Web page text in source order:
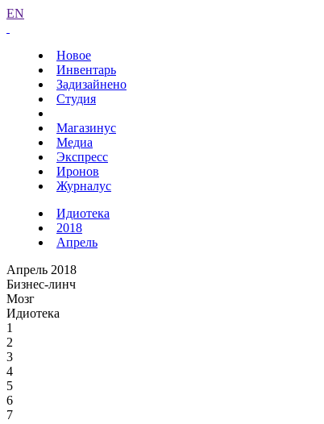
EN
Новое
Инвентарь
Задизайнено
Студия
Магазинус
Медиа
Экспресс
Иронов
Журналус
Идиотека
2018
Апрель
Апрель 2018
Бизнес-линч
Мозг
Идиотека
1
2
3
4
5
6
7